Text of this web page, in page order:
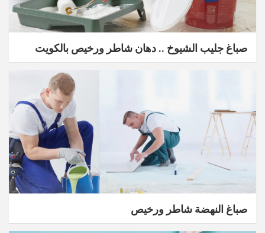
صباغ جليب الشيوخ .. دهان شاطر ورخيص بالكويت
صباغ النهضة شاطر ورخيص